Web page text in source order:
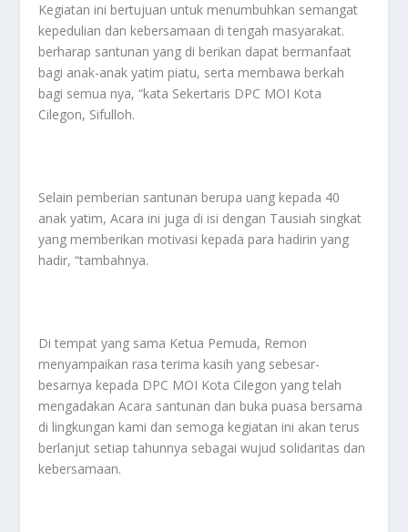
Kegiatan ini bertujuan untuk menumbuhkan semangat
kepedulian dan kebersamaan di tengah masyarakat.
berharap santunan yang di berikan dapat bermanfaat
bagi anak-anak yatim piatu, serta membawa berkah
bagi semua nya, “kata Sekertaris DPC MOI Kota
Cilegon, Sifulloh.
Selain pemberian santunan berupa uang kepada 40
anak yatim, Acara ini juga di isi dengan Tausiah singkat
yang memberikan motivasi kepada para hadirin yang
hadir, “tambahnya.
Di tempat yang sama Ketua Pemuda, Remon
menyampaikan rasa terima kasih yang sebesar-
besarnya kepada DPC MOI Kota Cilegon yang telah
mengadakan Acara santunan dan buka puasa bersama
di lingkungan kami dan semoga kegiatan ini akan terus
berlanjut setiap tahunnya sebagai wujud solidaritas dan
kebersamaan.